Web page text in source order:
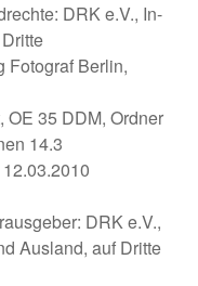
DRK e.V., In-
Fotograf Berlin,
OE 35 DDM, Ordner
14.3
DRK e.V.,
Ausland, auf Dritte